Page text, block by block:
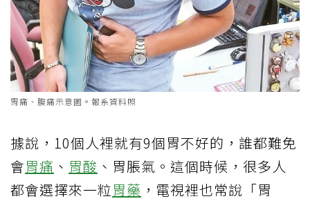
胃痛、腹痛示意圖。報系資料照
據說，10個人裡就有9個胃不好的，誰都難免
會胃痛 、 胃酸 、胃脹氣。這個時候，很多人
都會選擇來一粒胃藥 ，電視裡也常說「胃